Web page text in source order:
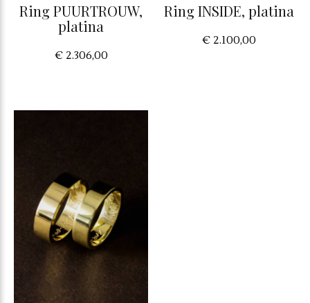
Ring PUURTROUW,
platina
€ 2.306,00
Ring INSIDE, platina
€ 2.100,00